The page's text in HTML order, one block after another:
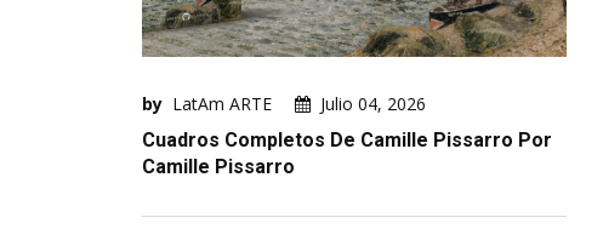
by LatAm ARTE
Julio 04, 2026
Cuadros Completos De Camille Pissarro Por
Camille Pissarro